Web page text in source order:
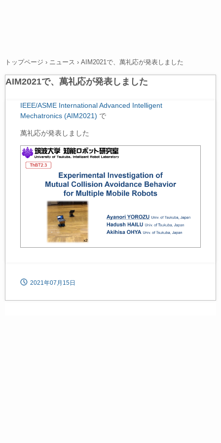
トップページ › ニュース › AIM2021で、萬礼応が発表しました
AIM2021で、萬礼応が発表しました
IEEE/ASME International Advanced Intelligent
Mechatronics (AIM2021) で
萬礼応が発表しました
2021年07月15日